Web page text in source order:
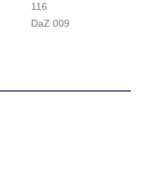
116
DaZ 009